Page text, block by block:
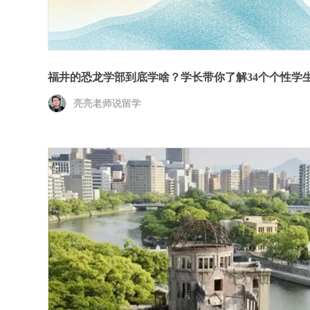
福井的恐龙学部到底学啥？学长带你了解34个个性学
亮亮老师说留学